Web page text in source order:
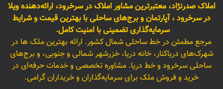
املاک صدرنژاد، معتبرترین مشاور املاک در سرخرود، ارائه‌دهنده ویلا
در سرخرود ، آپارتمان و برج‌های ساحلی با بهترین قیمت و شرایط
سرمایه‌گذاری تضمینی با امنیت کامل.
مرجع مطمئن در خط ساحلی شمال کشور. ارائه بهترین ملک ها در
شهرک‌های دریاکنار، خانه دریا، خزرشهر شمالی و جنوبی، و برج‌های
ساحلی سرخرود و خط دریا. مشاوره تخصصی و خدمات حرفه‌ای در
خرید و فروش ملک برای سرمایه‌گذاران و خریداران گرامی.